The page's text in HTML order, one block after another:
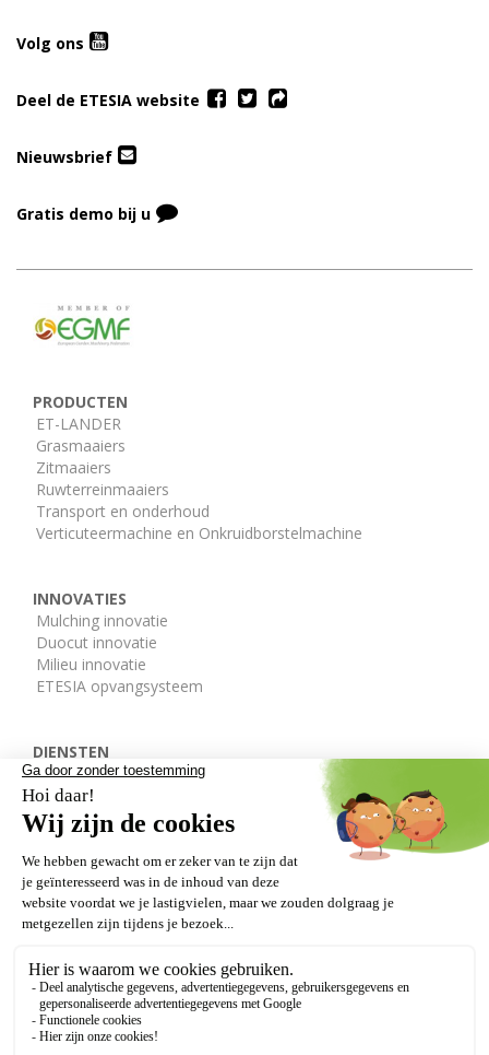
Volg ons
Deel de ETESIA website
Nieuwsbrief
Gratis demo bij u
Onze getuigenissen
AVV
PRODUCTEN
ET-LANDER
Grasmaaiers
Zitmaaiers
Ruwterreinmaaiers
Transport en onderhoud
Verticuteermachine en Onkruidborstelmachine
INNOVATIES
Mulching innovatie
Duocut innovatie
Milieu innovatie
ETESIA opvangsysteem
DIENSTEN
De ETESIA afdelingen
Onderdelen
Gratis demo
DEALERS